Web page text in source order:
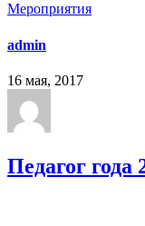
Мероприятия
admin
16 мая, 2017
Педагог года